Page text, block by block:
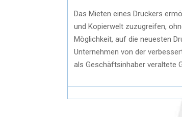
Das Mieten eines Druckers
und Kopierwelt zuzugreifen,
Möglichkeit, auf die neuesten
Unternehmen von der
als Geschäftsinhaber veraltete